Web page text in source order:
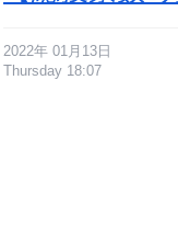
2022年 01月13日
Thursday 18:07